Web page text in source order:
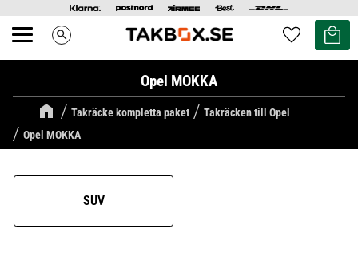
Meny search Favoriter
Kundvagn
Opel MOKKA
Takräcke kompletta paket
Takräcken till Opel
Opel MOKKA
SUV